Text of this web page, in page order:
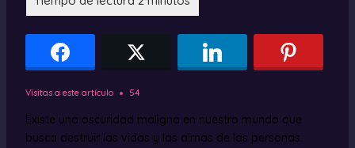
Visitas a este artículo 54
Existe una oscuridad maligna en nuestro mundo que
busca destruir las vidas y las almas de las personas.